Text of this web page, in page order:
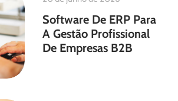
Software De ERP Para
A Gestão Profissional
De Empresas B2B